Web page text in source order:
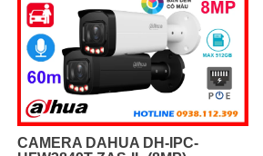
CAMERA DAHUA DH-IPC-